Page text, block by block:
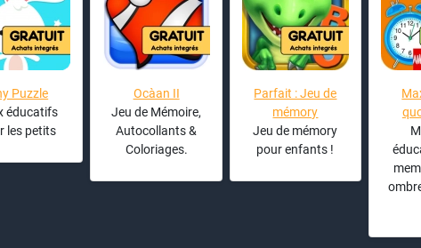
Puzzle
éducatifs
les petits
Ocàan II
Jeu de Mémoire,
Autocollants &
Coloriages.
Parfait : Jeu de
mémory
Jeu de mémory
pour enfants !